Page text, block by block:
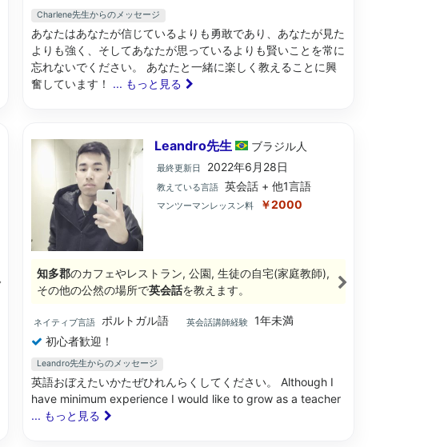
Charlene先生からのメッセージ
あなたはあなたが信じているよりも勇敢であり、あなたが見た
よりも強く、そしてあなたが思っているよりも賢いことを常に
忘れないでください。 あなたと一緒に楽しく教えることに興
奮しています！ ... もっと見る
Leandro先生 ブラジル人
最終更新日 2022年6月28日
教えている言語 英会話 + 他1言語
マンツーマンレッスン料 ￥2000
知多郡のカフェやレストラン, 公園, 生徒の自宅(家庭教師),
その他の公然の場所で英会話を教えます。
ネイティブ言語 ポルトガル語 英会話講師経験
1年未満
初心者歓迎！
Leandro先生からのメッセージ
英語おぼえたいかたぜひれんらくしてください。 Although I
have minimum experience I would like to grow as a teacher
... もっと見る